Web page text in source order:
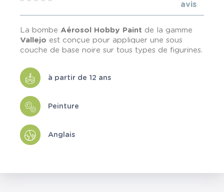
avis
La bombe Aérosol Hobby Paint de la gamme
Vallejo est conçue pour appliquer une sous
couche de base noire sur tous types de figurines.
à partir de 12 ans
Peinture
Anglais